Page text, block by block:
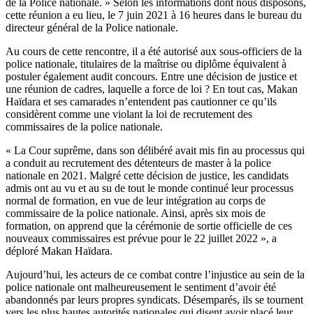
de la Police nationale. » Selon les informations dont nous disposons,
cette réunion a eu lieu, le 7 juin 2021 à 16 heures dans le bureau du
directeur général de la Police nationale.
Au cours de cette rencontre, il a été autorisé aux sous-officiers de la
police nationale, titulaires de la maîtrise ou diplôme équivalent à
postuler également audit concours. Entre une décision de justice et
une réunion de cadres, laquelle a force de loi ? En tout cas, Makan
Haïdara et ses camarades n’entendent pas cautionner ce qu’ils
considèrent comme une violant la loi de recrutement des
commissaires de la police nationale.
« La Cour suprême, dans son délibéré avait mis fin au processus qui
a conduit au recrutement des détenteurs de master à la police
nationale en 2021. Malgré cette décision de justice, les candidats
admis ont au vu et au su de tout le monde continué leur processus
normal de formation, en vue de leur intégration au corps de
commissaire de la police nationale. Ainsi, après six mois de
formation, on apprend que la cérémonie de sortie officielle de ces
nouveaux commissaires est prévue pour le 22 juillet 2022 », a
déploré Makan Haïdara.
Aujourd’hui, les acteurs de ce combat contre l’injustice au sein de la
police nationale ont malheureusement le sentiment d’avoir été
abandonnés par leurs propres syndicats. Désemparés, ils se tournent